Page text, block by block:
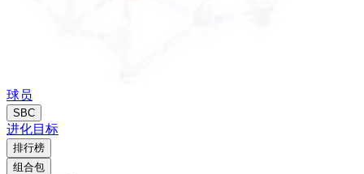
球员
SBC
进化目标
排行榜
组合包